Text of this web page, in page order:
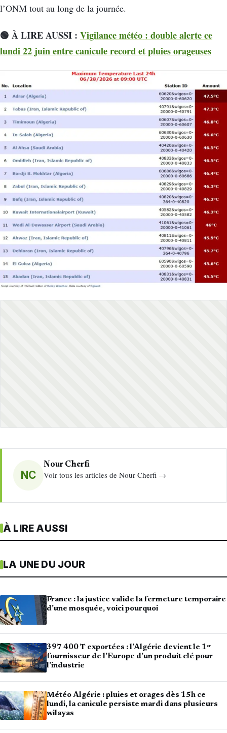
l’ONM tout au long de la journée.
🟢 À LIRE AUSSI : Vigilance météo : double alerte ce
lundi 22 juin entre canicule record et pluies orageuses
NC
Nour Cherfi
Voir tous les articles de Nour Cherfi →
À LIRE AUSSI
LA UNE DU JOUR
France : la justice valide la fermeture temporaire
d’une mosquée, voici pourquoi
397 400 T exportées : l’Algérie devient le 1ᵉʳ
fournisseur de l’Europe d’un produit clé pour
l’industrie
Météo Algérie : pluies et orages dès 15h ce
lundi, la canicule persiste mardi dans plusieurs
wilayas